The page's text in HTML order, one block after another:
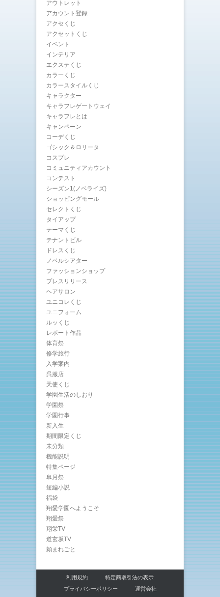
アウトレット
アカウント登録
アクセくじ
アクセットくじ
イベント
インテリア
エクステくじ
カラーくじ
カラースタイルくじ
キャラクター
キャラフレゲートウェイ
キャラフレとは
キャンペーン
コーデくじ
ゴシック＆ロリータ
コスプレ
コミュニティアカウント
コンテスト
シーズン1(ノベライズ)
ショッピングモール
セレクトくじ
タイアップ
テーマくじ
テナントビル
ドレスくじ
ノベルシアター
ファッションショップ
プレスリリース
ヘアサロン
ユニコレくじ
ユニフォーム
ルッくじ
レポート作品
体育祭
修学旅行
入学案内
呉服店
天使くじ
学園生活のしおり
学園祭
学園行事
新入生
期間限定くじ
未分類
機能説明
特集ページ
皐月祭
短編小説
福袋
翔愛学園へようこそ
翔愛祭
翔栄TV
道玄坂TV
頼まれごと
利用規約
特定商取引法の表示
プライバシーポリシー
運営会社